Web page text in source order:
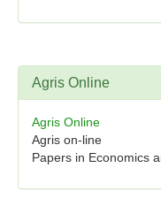
Agris Online
Agris Online
Agris on-line
Papers in Economics